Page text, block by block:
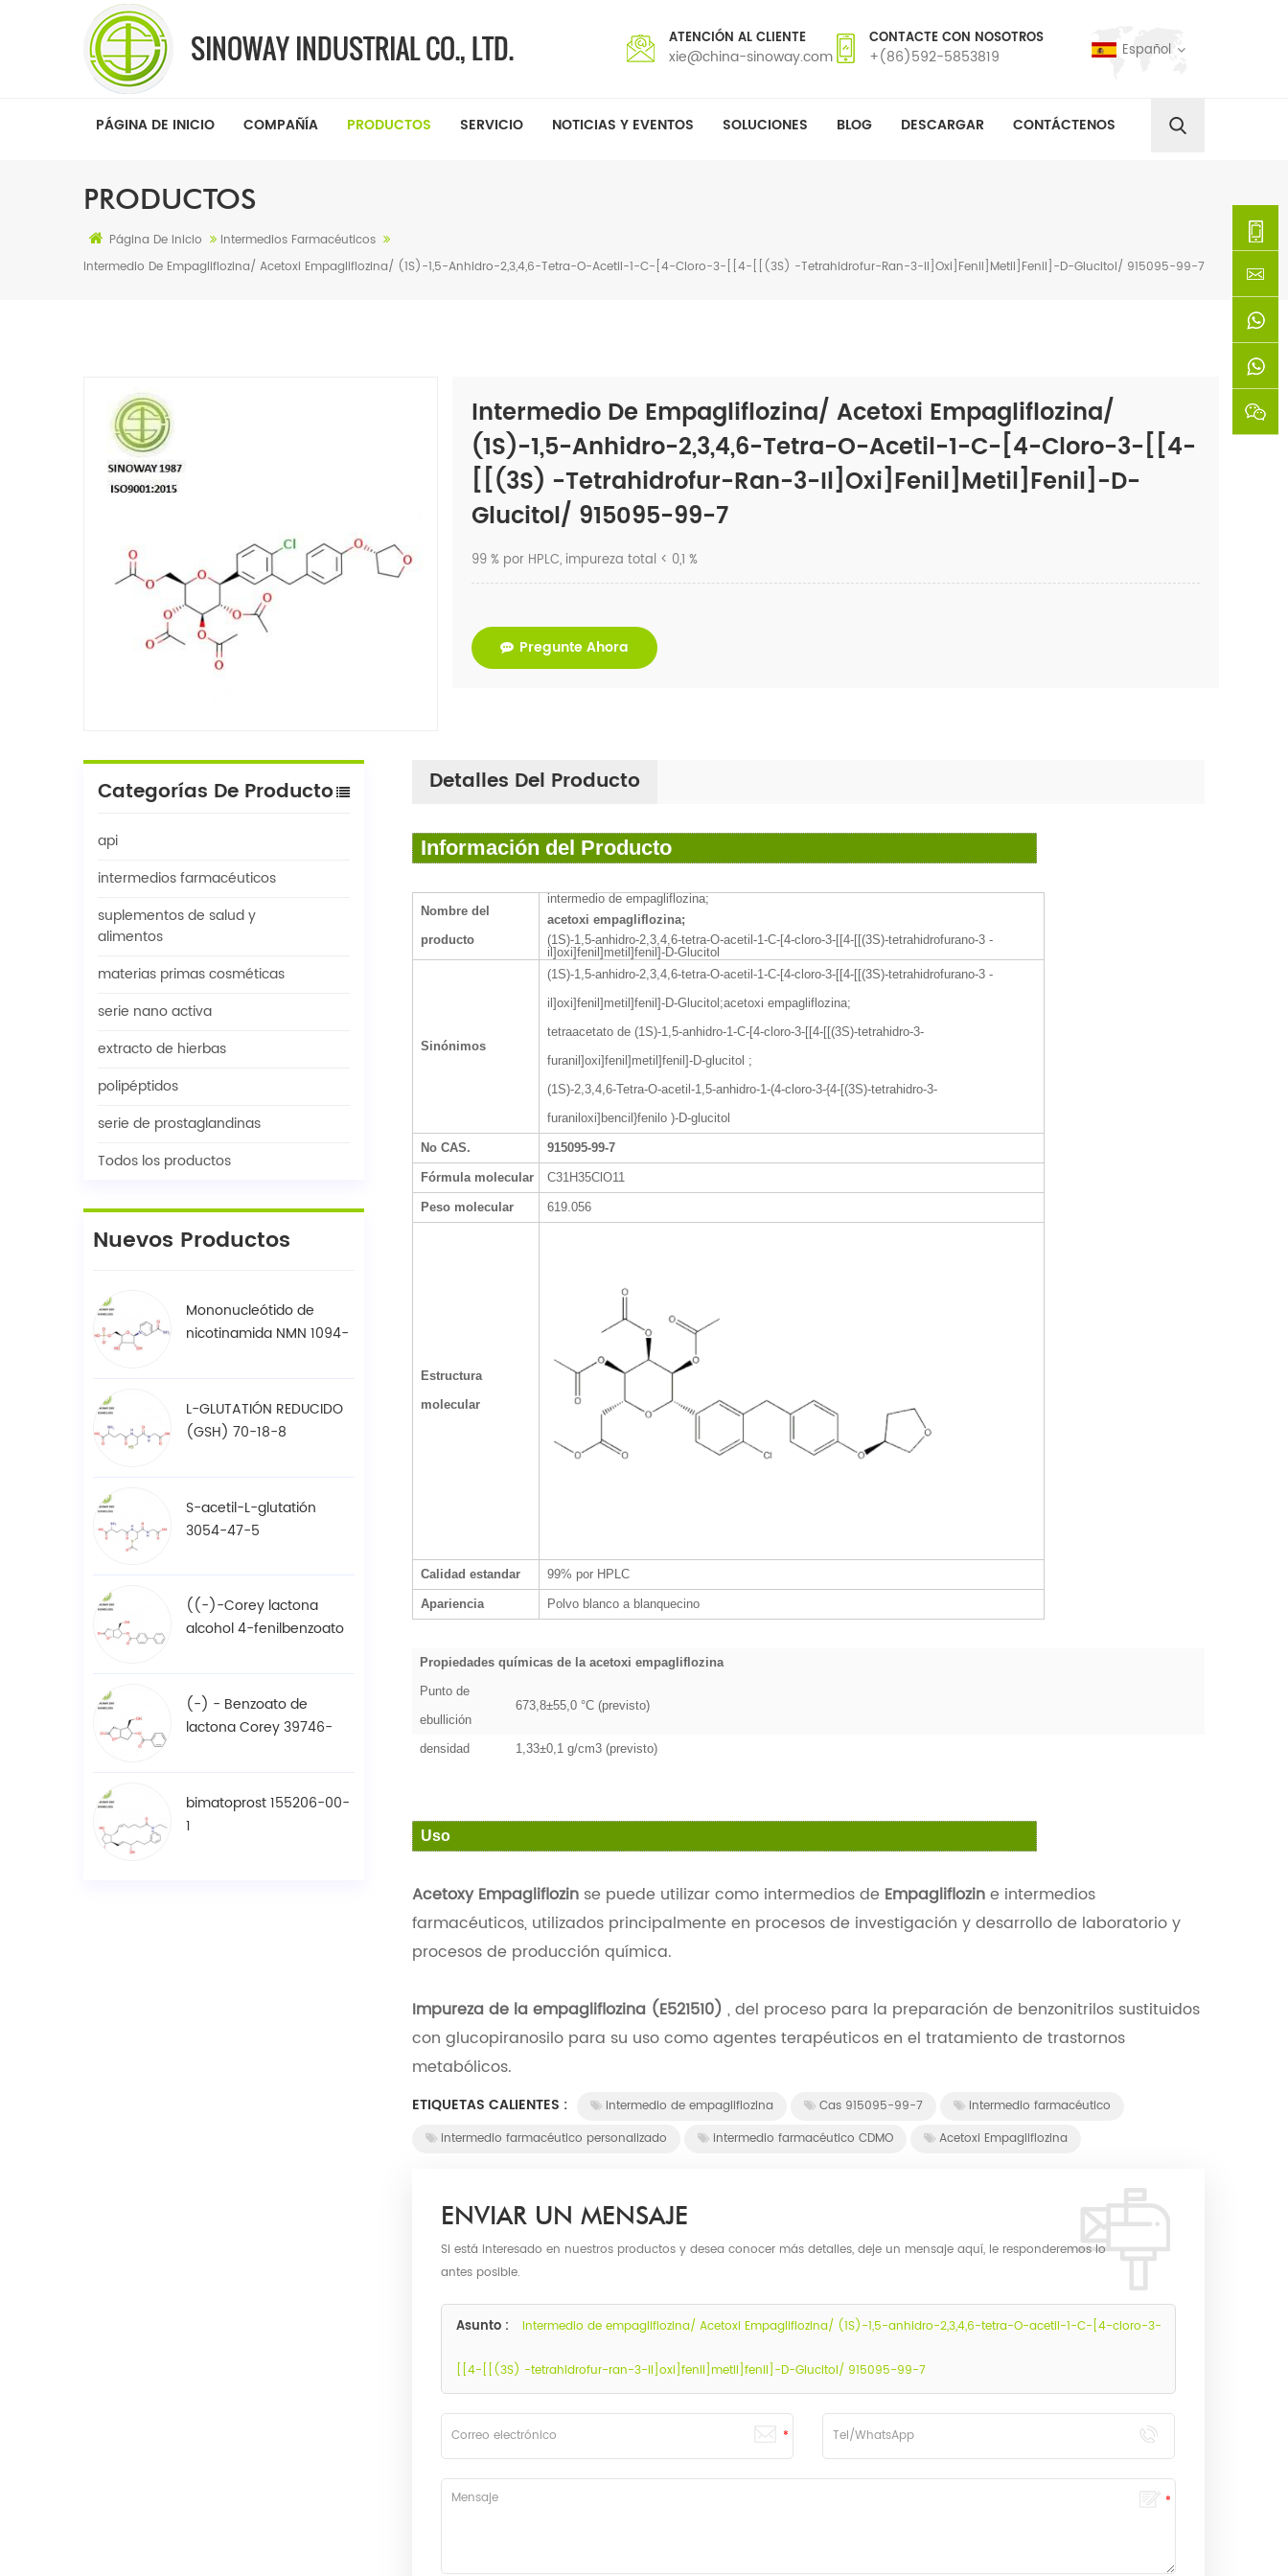
ATENCIÓN AL CLIENTE
xie@china-sinoway.com
CONTACTE CON NOSOTROS
+(86)592-5853819 Español
PÁGINA DE INICIO COMPAÑÍA PRODUCTOS SERVICIO NOTICIAS Y EVENTOS SOLUCIONES BLOG DESCARGAR CONTÁCTENOS
PRODUCTOS
Página De Inicio
Intermedios Farmacéuticos
Intermedio De Empagliflozina/ Acetoxi Empagliflozina/ (1S)-1,5-Anhidro-2,3,4,6-Tetra-O-Acetil-1-C-[4-Cloro-3-[[4-[[(3S) -tetrahidrofur-Ran-3-Il]oxi]fenil]metil]fenil]-D-Glucitol/ 915095-99-7
Intermedio De Empagliflozina/ Acetoxi Empagliflozina/
(1S)-1,5-Anhidro-2,3,4,6-Tetra-O-Acetil-1-C-[4-Cloro-3-[[4-
[[(3S) -tetrahidrofur-Ran-3-Il]oxi]fenil]metil]fenil]-D-
Glucitol/ 915095-99-7
99 % por HPLC, impureza total < 0,1 %
Pregunte Ahora
Categorías De Producto
api
intermedios farmacéuticos
suplementos de salud y
alimentos
materias primas cosméticas
serie nano activa
extracto de hierbas
polipéptidos
serie de prostaglandinas
Todos los productos
Nuevos Productos
Mononucleótido de
nicotinamida NMN 1094-
L-GLUTATIÓN REDUCIDO
(GSH) 70-18-8
S-acetil-L-glutatión
3054-47-5
((-)-Corey lactona
alcohol 4-fenilbenzoato
(-) - Benzoato de
lactona Corey 39746-
bimatoprost 155206-00-
1
Detalles Del Producto
Información del Producto
Nombre del
producto
intermedio de empagliflozina;
acetoxi empagliflozina;
(1S)-1,5-anhidro-2,3,4,6-tetra-O-acetil-1-C-[4-cloro-3-[[4-[[(3S)-tetrahidrofurano-3 -
il]oxi]fenil]metil]fenil]-D-Glucitol
Sinónimos
(1S)-1,5-anhidro-2,3,4,6-tetra-O-acetil-1-C-[4-cloro-3-[[4-[[(3S)-tetrahidrofurano-3 -
il]oxi]fenil]metil]fenil]-D-Glucitol;acetoxi empagliflozina;
tetraacetato de (1S)-1,5-anhidro-1-C-[4-cloro-3-[[4-[[(3S)-tetrahidro-3-
furanil]oxi]fenil]metil]fenil]-D-glucitol ;
(1S)-2,3,4,6-Tetra-O-acetil-1,5-anhidro-1-(4-cloro-3-{4-[(3S)-tetrahidro-3-
furaniloxi]bencil}fenilo )-D-glucitol
No CAS. 915095-99-7
Fórmula molecular C31H35ClO11
Peso molecular 619.056
Estructura
molecular
Calidad estandar 99% por HPLC
Apariencia Polvo blanco a blanquecino
Propiedades químicas de la acetoxi empagliflozina
Punto de
ebullición
673,8±55,0 °C (previsto)
densidad 1,33±0,1 g/cm3 (previsto)
Uso
Acetoxy Empagliflozin se puede utilizar como intermedios de Empagliflozine intermedios
farmacéuticos, utilizados principalmente en procesos de investigación y desarrollo de laboratorio y
procesos de producción química.
Impureza de la empagliflozina (E521510) , del proceso para la preparación de benzonitrilos sustituidos
con glucopiranosilo para su uso como agentes terapéuticos en el tratamiento de trastornos
metabólicos.
ETIQUETAS CALIENTES : intermedio de empagliflozina Cas 915095-99-7
intermedio farmacéutico
intermedio farmacéutico personalizado
intermedio farmacéutico CDMO Acetoxi Empagliflozina
ENVIAR UN MENSAJE
Si está interesado en nuestros productos y desea conocer más detalles, deje un mensaje aquí, le responderemos lo
antes posible.
Asunto : Intermedio de empagliflozina/ Acetoxi Empagliflozina/ (1S)-1,5-anhidro-2,3,4,6-tetra-O-acetil-1-C-[4-cloro-3-
[[4-[[(3S) -tetrahidrofur-ran-3-il]oxi]fenil]metil]fenil]-D-Glucitol/ 915095-99-7
5853819